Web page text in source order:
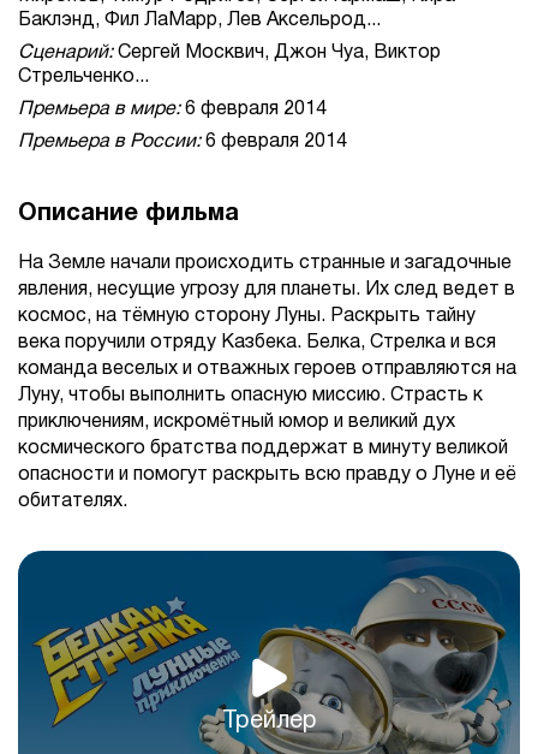
Баклэнд, Фил ЛаМарр, Лев Аксельрод...
Сценарий:Сергей Москвич, Джон Чуа, Виктор
Стрельченко...
Премьера в мире:6 февраля 2014
Премьера в России:6 февраля 2014
Описание фильма
На Земле начали происходить странные и загадочные
явления, несущие угрозу для планеты. Их след ведет в
космос, на тёмную сторону Луны. Раскрыть тайну
века поручили отряду Казбека. Белка, Стрелка и вся
команда веселых и отважных героев отправляются на
Луну, чтобы выполнить опасную миссию. Страсть к
приключениям, искромётный юмор и великий дух
космического братства поддержат в минуту великой
опасности и помогут раскрыть всю правду о Луне и её
обитателях.
Трейлер